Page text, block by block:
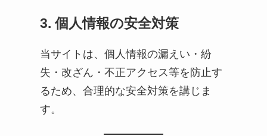
3. 個人情報の安全対策
当サイトは、個人情報の漏えい・紛
失・改ざん・不正アクセス等を防止す
るため、合理的な安全対策を講じま
す。